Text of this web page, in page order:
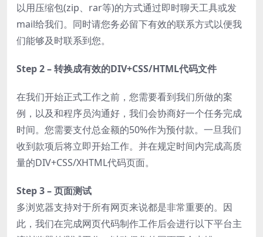
以用压缩包(zip、rar等)的方式通过即时聊天工具或发
mail给我们。同时请您务必留下有效的联系方式以便我
们能够及时联系到您。
Step 2 – 转换成有效的DIV+CSS/HTML代码文件
在我们开始正式工作之前，您需要看到我们所做的案
例，以及和程序员沟通好，我们会协商好一个任务完成
时间。您需要支付总金额的50%作为预付款。一旦我们
收到款项后将立即开始工作。并在规定时间内完成高质
量的DIV+CSS/XHTML代码页面。
Step 3 – 页面测试
多浏览器支持对于所有网页来说都是非常重要的。因
此，我们在完成网页代码制作工作后会进行以下平台主